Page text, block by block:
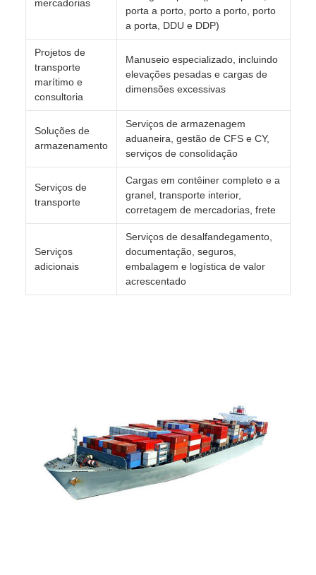
mercadorias
porta a porto, porto a porto, porto
a porta, DDU e DDP)
Projetos de
transporte
marítimo e
consultoria
Manuseio especializado, incluindo
elevações pesadas e cargas de
dimensões excessivas
Soluções de
armazenamento
Serviços de armazenagem
aduaneira, gestão de CFS e CY,
serviços de consolidação
Serviços de
transporte
Cargas em contêiner completo e a
granel, transporte interior,
corretagem de mercadorias, frete
Serviços
adicionais
Serviços de desalfandegamento,
documentação, seguros,
embalagem e logística de valor
acrescentado